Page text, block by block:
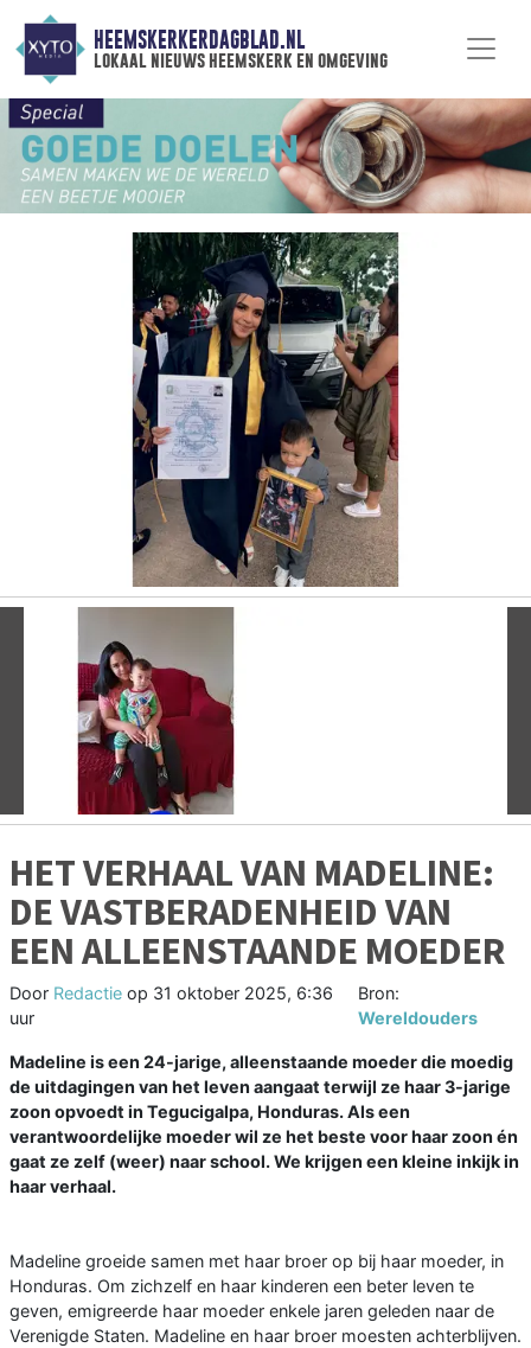
HEEMSKERKERDAGBLAD.NL
lokaal nieuws heemskerk en omgeving
HET VERHAAL VAN MADELINE:
DE VASTBERADENHEID VAN
EEN ALLEENSTAANDE MOEDER
Door Redactie op 31 oktober 2025, 6:36
uur
Bron:
Wereldouders
Madeline is een 24-jarige, alleenstaande moeder die moedig
de uitdagingen van het leven aangaat terwijl ze haar 3-jarige
zoon opvoedt in Tegucigalpa, Honduras. Als een
verantwoordelijke moeder wil ze het beste voor haar zoon én
gaat ze zelf (weer) naar school. We krijgen een kleine inkijk in
haar verhaal.
Madeline groeide samen met haar broer op bij haar moeder, in
Honduras. Om zichzelf en haar kinderen een beter leven te
geven, emigreerde haar moeder enkele jaren geleden naar de
Verenigde Staten. Madeline en haar broer moesten achterblijven.